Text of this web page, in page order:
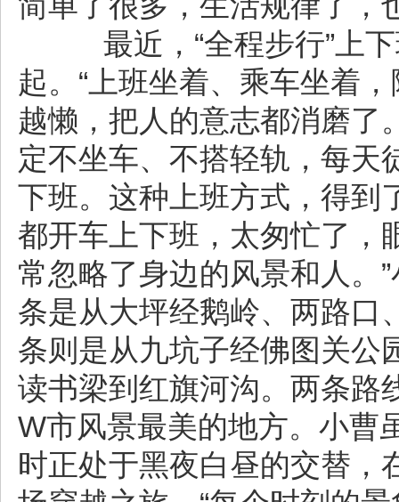
最近，“全程步行”上下
起。“上班坐着、乘车坐着
越懒，把人的意志都消磨了
定不坐车、不搭轻轨，每天
下班。这种上班方式，得到
都开车上下班，太匆忙了，
常忽略了身边的风景和人。
条是从大坪经鹅岭、两路口
条则是从九坑子经佛图关公
读书梁到红旗河沟。两条路
W市风景最美的地方。小曹
时正处于黑夜白昼的交替，